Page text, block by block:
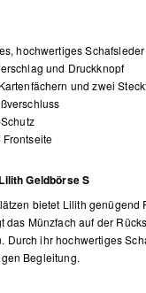
hochwertiges Schafsleder
und Druckknopf
und zwei
Geldbörse S
bietet Lilith genügend
das Münzfach auf der
Durch ihr hochwertiges
Begleitung.